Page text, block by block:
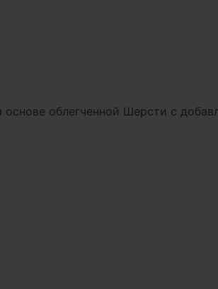
облегченной Шерсти с